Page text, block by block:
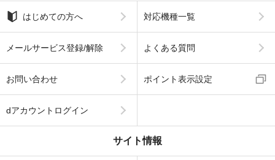
はじめての方へ 対応機種一覧
メールサービス登録/解除 よくある質問
お問い合わせ ポイント表示設定
dアカウントログイン
サイト情報